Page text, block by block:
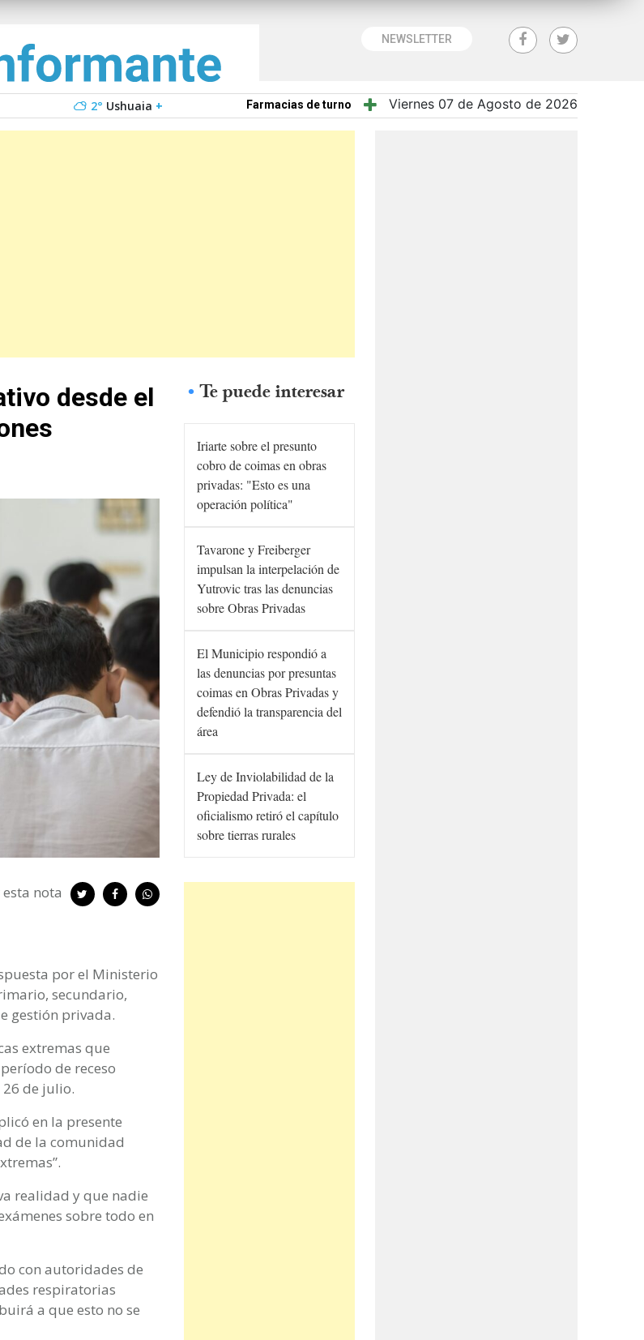
NEWSLETTER
2° Ushuaia + Farmacias de turno Viernes 07 de Agosto de 2026
desde el
nota
por el Ministerio
secundario,
gestión privada.
extremas que
de receso
de julio.
en la presente
de la comunidad
realidad y que nadie
sobre todo en
con autoridades de
respiratorias
a que esto no se
Te puede interesar
Iriarte sobre el presunto
cobro de coimas en obras
privadas: "Esto es una
operación política"
Tavarone y Freiberger
impulsan la interpelación de
Yutrovic tras las denuncias
sobre Obras Privadas
El Municipio respondió a
las denuncias por presuntas
coimas en Obras Privadas y
defendió la transparencia del
área
Ley de Inviolabilidad de la
Propiedad Privada: el
oficialismo retiró el capítulo
sobre tierras rurales